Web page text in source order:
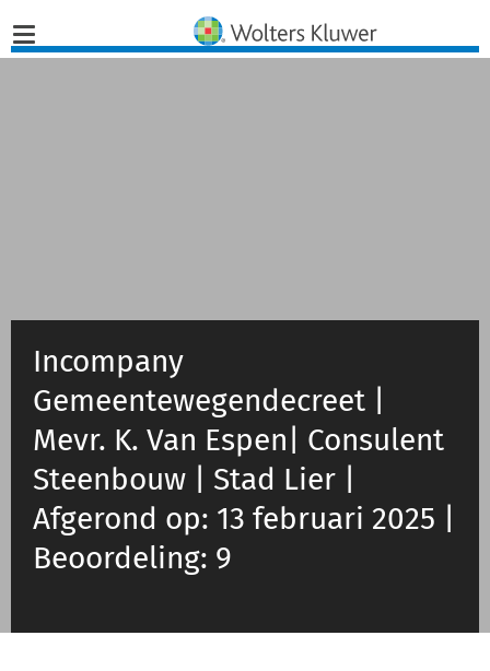
Producten
Opleidingen
Juridisch Advies
Schulinck Omgevingsrecht Databank
Over ons
Incompany
Gemeentewegendecreet |
Mevr. K. Van Espen| Consulent
Steenbouw | Stad Lier |
Afgerond op: 13 februari 2025 |
Beoordeling: 9